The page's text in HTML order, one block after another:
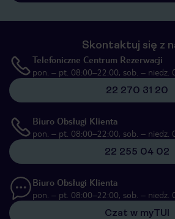
Skontaktuj się z
Telefoniczne Centrum Rezerwacji
pon. – pt. 08:00–22:00, sob. – niedz.
22 270 31 20
Biuro Obsługi Klienta
pon. – pt. 08:00–22:00, sob. – niedz.
22 255 04 02
Biuro Obsługi Klienta
pon. – pt. 08:00–22:00, sob. – niedz.
Czat w myTUI